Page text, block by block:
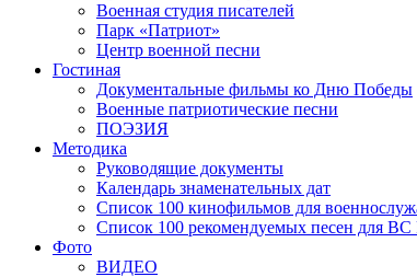
Военная студия писателей
Парк «Патриот»
Центр военной песни
Гостиная
Документальные фильмы ко Дню Победы
Военные патриотические песни
ПОЭЗИЯ
Методика
Руководящие документы
Календарь знаменательных дат
Список 100 кинофильмов для
Список 100 рекомендуемых песен для
Фото
ВИДЕО